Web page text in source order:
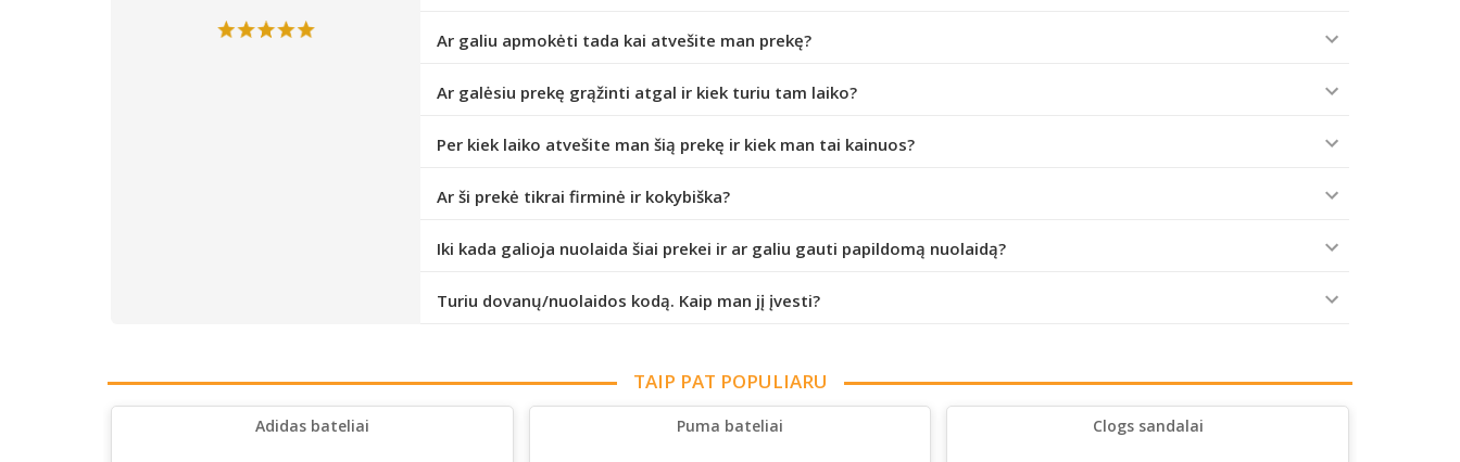
Ar galiu apmokėti tada kai atvešite man prekę?
Ar galėsiu prekę grąžinti atgal ir kiek turiu tam laiko?
Per kiek laiko atvešite man šią prekę ir kiek man tai kainuos?
Ar ši prekė tikrai firminė ir kokybiška?
Iki kada galioja nuolaida šiai prekei ir ar galiu gauti papildomą nuolaidą?
Turiu dovanų/nuolaidos kodą. Kaip man jį įvesti?
TAIP PAT POPULIARU
Adidas bateliai Puma bateliai Clogs sandalai